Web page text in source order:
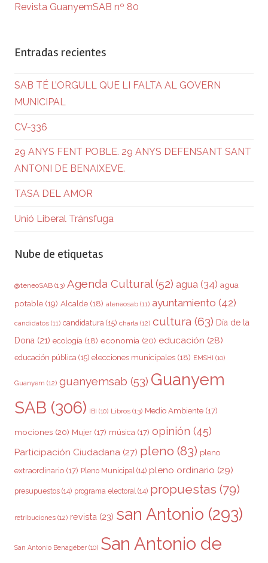
Revista GuanyemSAB nº 80
Entradas recientes
SAB TÉ L’ORGULL QUE LI FALTA AL GOVERN
MUNICIPAL
CV-336
29 ANYS FENT POBLE. 29 ANYS DEFENSANT SANT
ANTONI DE BENAIXEVE.
TASA DEL AMOR
Unió Liberal Tránsfuga
Nube de etiquetas
@teneoSAB (13) Agenda Cultural(52) agua (34) agua
potable (19) Alcalde (18) ateneosab (11) ayuntamiento (42)
candidatos (11) candidatura (15) charla (12) cultura (63) Día de la
Dona (21) ecología (18) economía (20) educación (28)
educación pública (15) elecciones municipales (18) EMSHI (10)
Guanyem (12) guanyemsab (53) Guanyem
SAB (306) IBI (10) Libros (13) Medio Ambiente (17)
mociones (20) Mujer (17) música (17) opinión (45)
Participación Ciudadana (27) pleno (83) pleno
extraordinario (17) Pleno Municipal(14) pleno ordinario (29)
presupuestos (14) programa electoral(14) propuestas (79)
retribuciones (12) revista (23) san Antonio (293)
San Antonio Benagéber (10) San Antonio de